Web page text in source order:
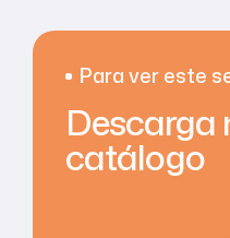
Para ver este
Descarga
catálogo